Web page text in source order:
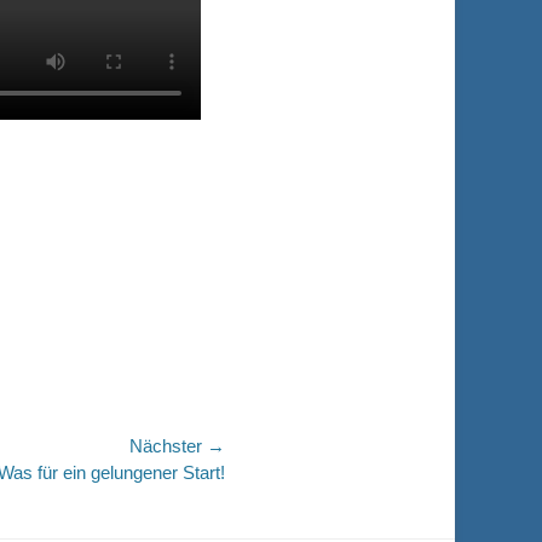
Nächster →
für ein gelungener Start!